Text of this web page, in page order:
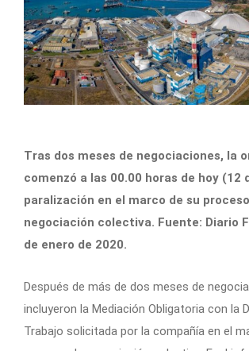
Tras dos meses de negociaciones, la
comenzó a las 00.00 horas de hoy (12
paralización en el marco de su
negociación colectiva. Fuente: Diario
de enero de 2020.
Después de más de dos meses de
incluyeron la Mediación Obligatoria con la
Trabajo solicitada por la compañía en el